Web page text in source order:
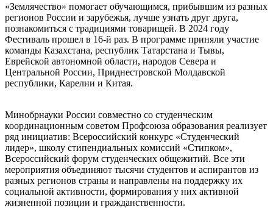
«Землячество» помогает обучающимся, прибывшим из разных
регионов России и зарубежья, лучше узнать друг друга,
познакомиться с традициями товарищей. В 2024 году
Фестиваль прошел в 16-й раз. В программе приняли участие
команды Казахстана, республик Татарстана и Тывы,
Еврейской автономной области, народов Севера и
Центральной России, Приднестровской Молдавской
республики, Карелии и Китая.
Минобрнауки России совместно со студенческим
координационным советом Профсоюза образования реализует
ряд инициатив: Всероссийский конкурс «Студенческий
лидер», школу стипендиальных комиссий «Стипком»,
Всероссийский форум студенческих общежитий. Все эти
мероприятия объединяют тысячи студентов и аспирантов из
разных регионов страны и направлены на поддержку их
социальной активности, формирования у них активной
жизненной позиции и гражданственности.